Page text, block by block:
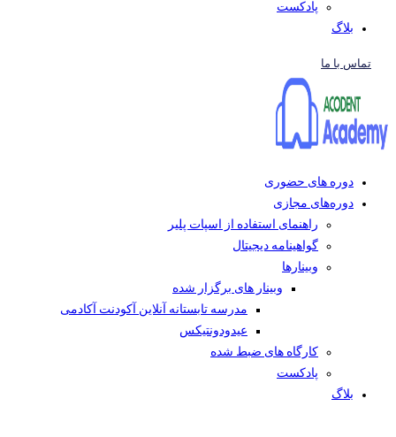
پادکست
بلاگ
تماس با ما
دوره های حضوری
دوره‌های مجازی
راهنمای استفاده از اسپات پلیر
گواهینامه دیجیتال
وبینار‌ها
وبینار های برگزار شده
مدرسه تابستانه آنلاین آکودنت آکادمی
عیدودونتیکس
کارگاه های ضبط شده
پادکست
بلاگ